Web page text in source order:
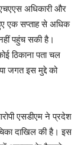
एचएएस अधिकारी और
एक सप्ताह से अधिक
पहुंच सकी है।
ठिकाना पता चल
जगत इस मुद्दे को
एसडीएम ने प्रदेश
दाखिल की है। इस